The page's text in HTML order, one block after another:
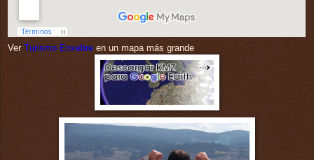
Ver Turismo Enxebre en un mapa más grande